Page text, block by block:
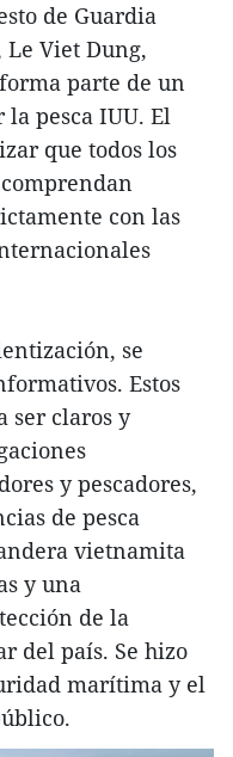
de Guardia
Viet Dung,
parte de un
pesca IUU. El
que todos los
con las
se
Estos
ser claros y
y pescadores,
de pesca
vietnamita
y una
de la
del país. Se hizo
marítima y el